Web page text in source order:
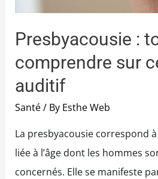
Presbyacousie :
comprendre sur
auditif
Santé/ By Esthe Web
La presbyacousie correspond
liée à l’âge dont les hommes
concernés. Elle se manifeste